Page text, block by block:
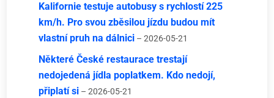
Kalifornie testuje autobusy s rychlostí 225
km/h. Pro svou zběsilou jízdu budou mít
vlastní pruh na dálnici – 2026-05-21
Některé České restaurace trestají
nedojedená jídla poplatkem. Kdo nedojí,
připlatí si – 2026-05-21